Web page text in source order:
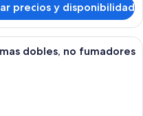
precios y disponibilidad
de hotel con dos camas,
dobles, no fumadores